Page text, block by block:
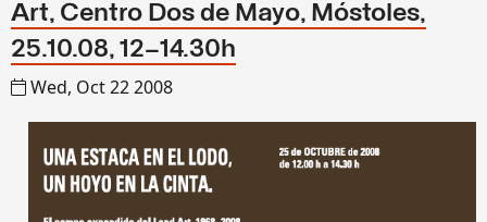
Art, Centro Dos de Mayo, Móstoles,
25.10.08, 12–14.30h
Wed, Oct 22 2008